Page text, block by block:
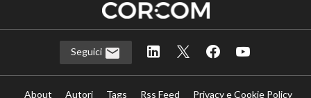
Seguici
About Autori Tags Rss Feed
Privacy e Cookie Policy